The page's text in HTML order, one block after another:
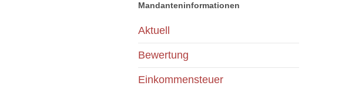
Mandanteninformationen
Aktuell
Bewertung
Einkommensteuer